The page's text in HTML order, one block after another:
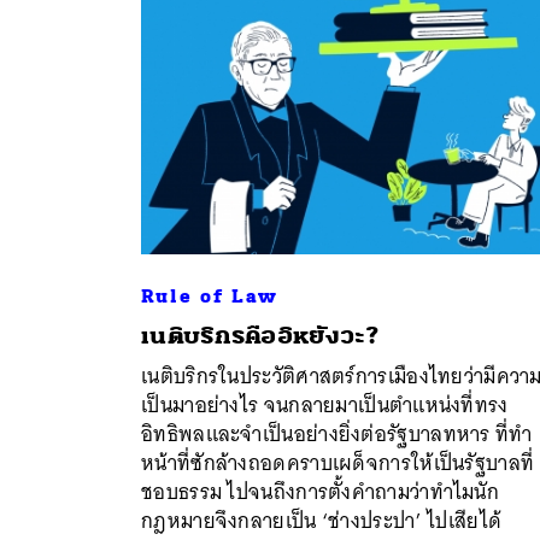
Rule of Law
เนติบริกรคืออิหยังวะ?
เนติบริกรในประวัติศาสตร์การเมืองไทยว่ามีความ
เป็นมาอย่างไร จนกลายมาเป็นตำแหน่งที่ทรง
อิทธิพลและจำเป็นอย่างยิ่งต่อรัฐบาลทหาร ที่ทำ
หน้าที่ซักล้างถอดคราบเผด็จการให้เป็นรัฐบาลที่
ชอบธรรม ไปจนถึงการตั้งคำถามว่าทำไมนัก
กฎหมายจึงกลายเป็น ‘ช่างประปา’ ไปเสียได้